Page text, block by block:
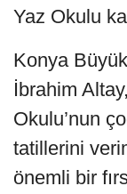
Yaz Okulu
Konya
İbrahim
Okulu’nun
tatillerini
önemli bir